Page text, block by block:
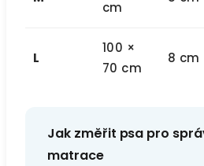
cm
L
100 ×
70 cm
8 cm
Jak změřit psa pro
matrace